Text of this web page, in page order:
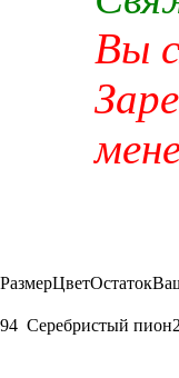
Вы
РазмерЦветОстаток
94 Серебристый пион2